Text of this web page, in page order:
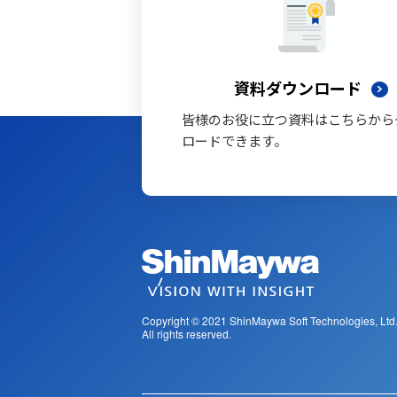
資料ダウンロード
皆様のお役に立つ資料はこちらか
ロードできます。
Copyright © 2021 ShinMaywa Soft Technologies, Ltd.
All rights reserved.